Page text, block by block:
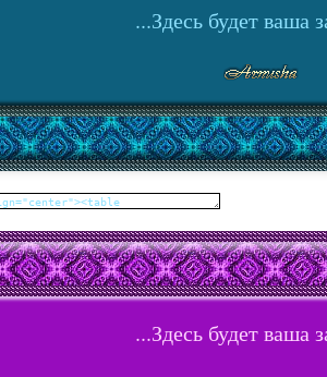
...Здесь будет ваша
...Здесь будет ваша